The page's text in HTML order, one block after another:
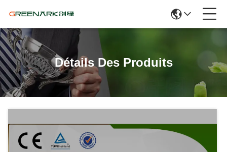
Détails Des Produits